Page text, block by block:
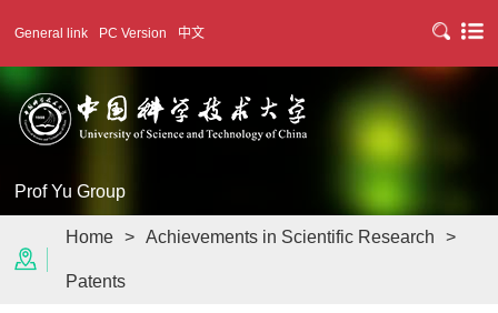
General link PC Version 中文
Prof Yu Group
Home > Achievements in Scientific Research >
Patents